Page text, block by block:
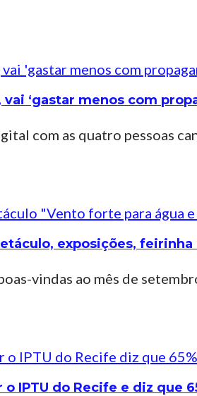
‘gastar menos com
com as quatro pessoas
exposições,
vindas ao mês de
IPTU do Recife e diz que